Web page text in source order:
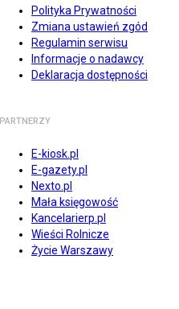
Polityka Prywatności
Zmiana ustawień zgód
Regulamin serwisu
Informacje o nadawcy
Deklaracja dostępności
PARTNERZY
E-kiosk.pl
E-gazety.pl
Nexto.pl
Mała księgowość
Kancelarierp.pl
Wieści Rolnicze
Życie Warszawy